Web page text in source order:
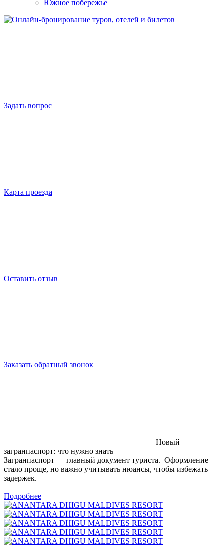
Южное побережье
Задать вопрос
Карта проезда
Оставить отзыв
Заказать обратный звонок
Новый
загранпаспорт: что нужно знать
Загранпаспорт — главный документ туриста. Оформление
стало проще, но важно учитывать нюансы, чтобы избежать
задержек.
Подробнее